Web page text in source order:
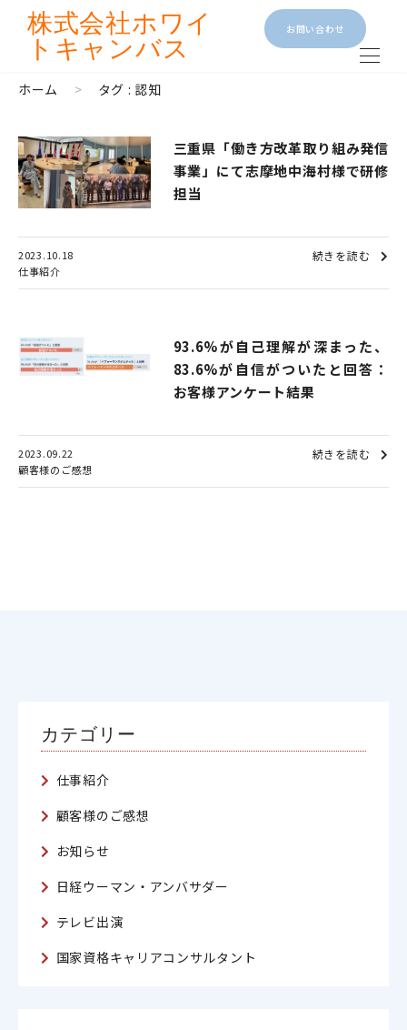
株式会社ホワイ
トキャンバス
お問い合わせ
ホーム > タグ : 認知
三重県「働き方改革取り組み発信
事業」にて志摩地中海村様で研修
担当
2023.10.18
仕事紹介
続きを読む
93.6%が自己理解が深まった、
83.6%が自信がついたと回答：
お客様アンケート結果
2023.09.22
顧客様のご感想
続きを読む
カテゴリー
仕事紹介
顧客様のご感想
お知らせ
日経ウーマン・アンバサダー
テレビ出演
国家資格キャリアコンサルタント